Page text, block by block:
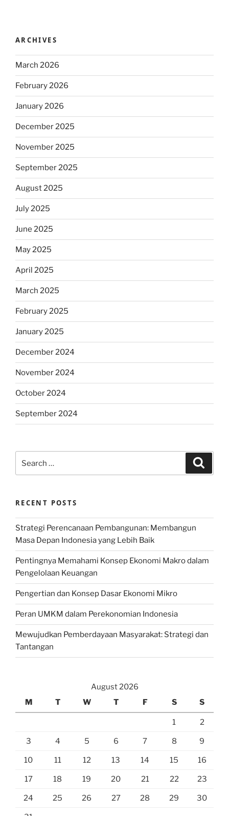
ARCHIVES
March 2026
February 2026
January 2026
December 2025
November 2025
September 2025
August 2025
July 2025
June 2025
May 2025
April 2025
March 2025
February 2025
January 2025
December 2024
November 2024
October 2024
September 2024
for:
RECENT POSTS
Strategi Perencanaan Pembangunan: Membangun
Masa Depan Indonesia yang Lebih Baik
Pentingnya Memahami Konsep Ekonomi Makro dalam
Pengelolaan Keuangan
Pengertian dan Konsep Dasar Ekonomi Mikro
Peran UMKM dalam Perekonomian Indonesia
Mewujudkan Pemberdayaan Masyarakat: Strategi dan
Tantangan
August 2026
M
T W T F S S
1 2
3 4 5 6 7 8 9
10 11 12 13 14 15 16
17 18 19 20 21 22 23
24 25 26 27 28 29 30